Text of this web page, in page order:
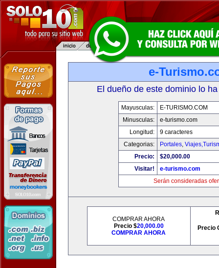
e-
El dueño de este dominio lo
Mayusculas:
E-TURISMO.COM
Minusculas:
e-turismo.com
Longitud:
9 caracteres
Categorias:
Portales,
Precio:
$20,000.00
Visitar!
e-turismo.com
Serán consideradas
COMPRAR AHORA
Precio $20,000.00
COMPRAR AHORA
Precio